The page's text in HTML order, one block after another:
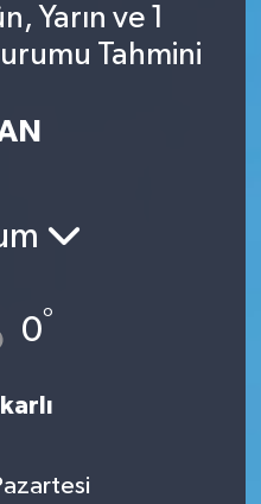
Yarın ve 1
Tahmini
0°